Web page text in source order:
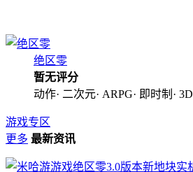
绝区零
暂无评分
动作· 二次元· ARPG· 即时制· 3D
游戏专区
更多 最新资讯